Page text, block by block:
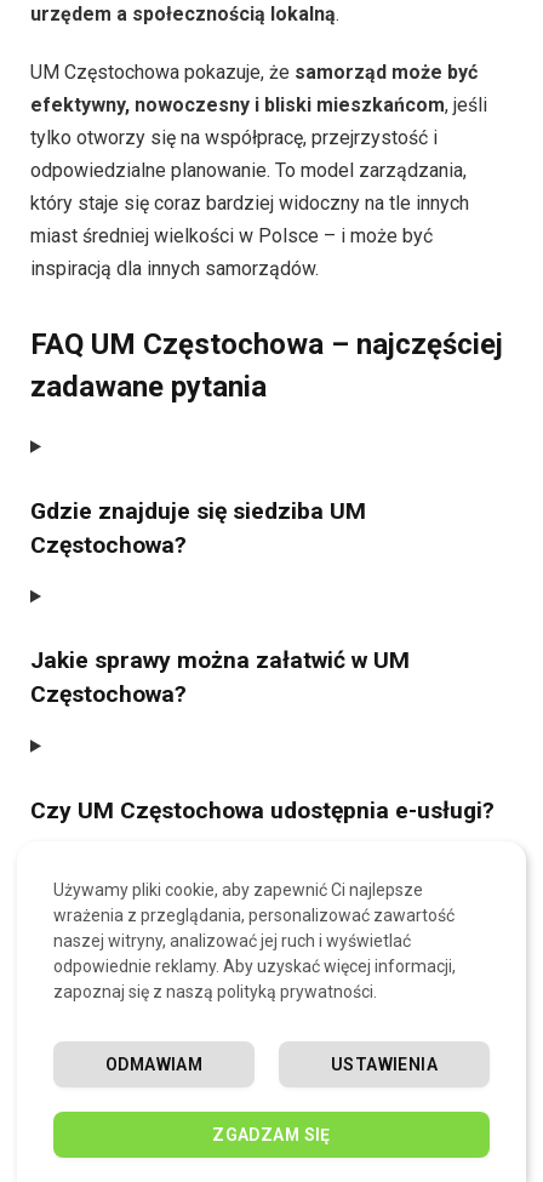
urzędem a społecznością lokalną.
UM Częstochowa pokazuje, że samorząd może być
efektywny, nowoczesny i bliski mieszkańcom, jeśli
tylko otworzy się na współpracę, przejrzystość i
odpowiedzialne planowanie. To model zarządzania,
który staje się coraz bardziej widoczny na tle innych
miast średniej wielkości w Polsce – i może być
inspiracją dla innych samorządów.
FAQ UM Częstochowa – najczęściej
zadawane pytania
Gdzie znajduje się siedziba UM
Częstochowa?
Jakie sprawy można załatwić w UM
Częstochowa?
Czy UM Częstochowa udostępnia e-usługi?
Jak skontaktować się z UM Częstochowa?
Czy UM Częstochowa realizuje projekty dla
mieszkańców?
Używamy pliki cookie, aby zapewnić Ci najlepsze
wrażenia z przeglądania, personalizować zawartość
naszej witryny, analizować jej ruch i wyświetlać
odpowiednie reklamy. Aby uzyskać więcej informacji,
zapoznaj się z naszą polityką prywatności.
ZGADZAM SIĘ
USTAWIENIA
ODMAWIAM